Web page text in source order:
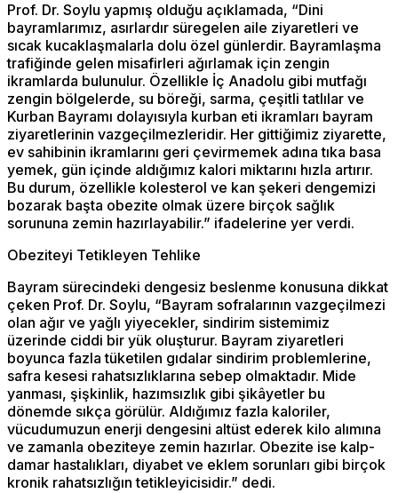
Prof. Dr. Soylu yapmış olduğu açıklamada, “Dini
bayramlarımız, asırlardır süregelen aile ziyaretleri ve
sıcak kucaklaşmalarla dolu özel günlerdir. Bayramlaşma
trafiğinde gelen misafirleri ağırlamak için zengin
ikramlarda bulunulur. Özellikle İç Anadolu gibi mutfağı
zengin bölgelerde, su böreği, sarma, çeşitli tatlılar ve
Kurban Bayramı dolayısıyla kurban eti ikramları bayram
ziyaretlerinin vazgeçilmezleridir. Her gittiğimiz ziyarette,
ev sahibinin ikramlarını geri çevirmemek adına tıka basa
yemek, gün içinde aldığımız kalori miktarını hızla artırır.
Bu durum, özellikle kolesterol ve kan şekeri dengemizi
bozarak başta obezite olmak üzere birçok sağlık
sorununa zemin hazırlayabilir.” ifadelerine yer verdi.
Obeziteyi Tetikleyen Tehlike
Bayram sürecindeki dengesiz beslenme konusuna dikkat
çeken Prof. Dr. Soylu, “Bayram sofralarının vazgeçilmezi
olan ağır ve yağlı yiyecekler, sindirim sistemimiz
üzerinde ciddi bir yük oluşturur. Bayram ziyaretleri
boyunca fazla tüketilen gıdalar sindirim problemlerine,
safra kesesi rahatsızlıklarına sebep olmaktadır. Mide
yanması, şişkinlik, hazımsızlık gibi şikâyetler bu
dönemde sıkça görülür. Aldığımız fazla kaloriler,
vücudumuzun enerji dengesini altüst ederek kilo alımına
ve zamanla obeziteye zemin hazırlar. Obezite ise kalp-
damar hastalıkları, diyabet ve eklem sorunları gibi birçok
kronik rahatsızlığın tetikleyicisidir.” dedi.